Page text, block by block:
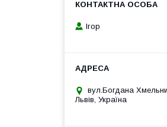
Ігор
вул.Богдана
Львів, Україна